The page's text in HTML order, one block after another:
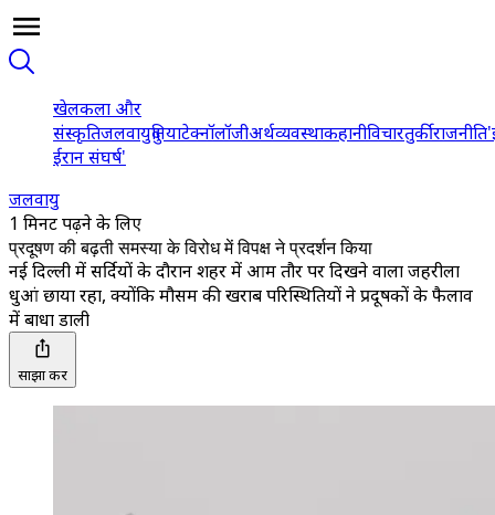
खेलकला और
संस्कृतिजलवायुदुनियाटेक्नॉलॉजीअर्थव्यवस्थाकहानीविचारतुर्कीराजनीति
ईरान संघर्ष'
जलवायु
1 मिनट पढ़ने के लिए
प्रदूषण की बढ़ती समस्या के विरोध में विपक्ष ने प्रदर्शन किया
नई दिल्ली में सर्दियों के दौरान शहर में आम तौर पर दिखने वाला जहरीला
धुआं छाया रहा, क्योंकि मौसम की खराब परिस्थितियों ने प्रदूषकों के फैलाव
में बाधा डाली
साझा करें